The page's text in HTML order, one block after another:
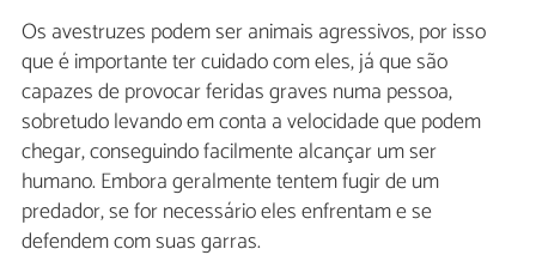
Os avestruzes podem ser animais agressivos, por isso
que é importante ter cuidado com eles, já que são
capazes de provocar feridas graves numa pessoa,
sobretudo levando em conta a velocidade que podem
chegar, conseguindo facilmente alcançar um ser
humano. Embora geralmente tentem fugir de um
predador, se for necessário eles enfrentam e se
defendem com suas garras.